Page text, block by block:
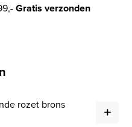
Gratis verzonden
rozet brons